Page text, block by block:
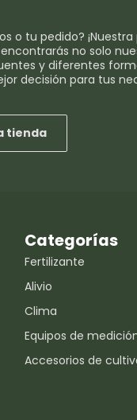
o tu pedido?
no solo
y diferentes
decisión para tus
tienda
Categorías
Fertilizante
Alivio
Clima
Equipos de
Accesorios de